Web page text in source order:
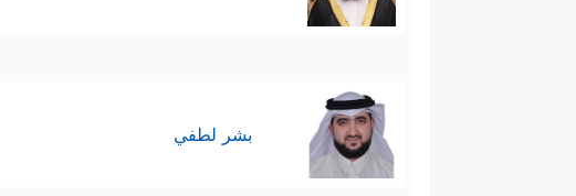
بشر لطفي